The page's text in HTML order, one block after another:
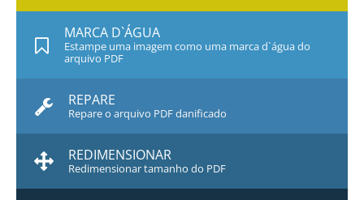
MARCA D`ÁGUA
Estampe uma imagem como uma marca d`água do
arquivo PDF
REPARE
Repare o arquivo PDF danificado
REDIMENSIONAR
Redimensionar tamanho do PDF